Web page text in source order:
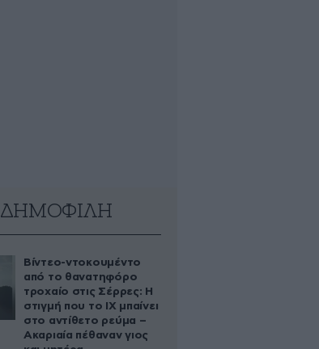
ΔΗΜΟΦΙΛΗ
Βίντεο-ντοκουμέντο
από το θανατηφόρο
τροχαίο στις Σέρρες: Η
στιγμή που το ΙΧ μπαίνει
στο αντίθετο ρεύμα –
Ακαριαία πέθαναν γιος